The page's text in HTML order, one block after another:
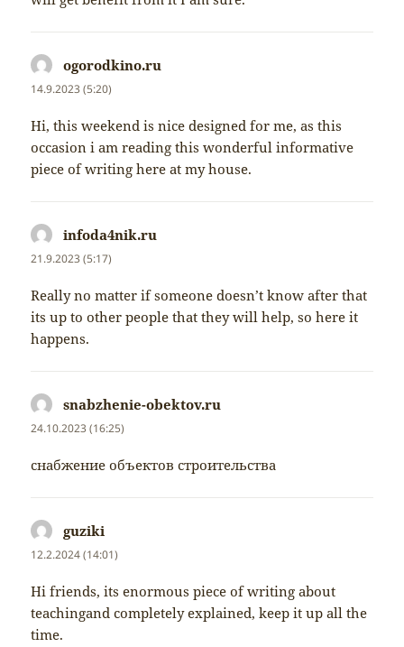
ogorodkino.ru
14.9.2023 (5:20)
Hi, this weekend is nice designed for me, as this
occasion i am reading this wonderful informative
piece of writing here at my house.
infoda4nik.ru
21.9.2023 (5:17)
Really no matter if someone doesn’t know after that
its up to other people that they will help, so here it
happens.
snabzhenie-obektov.ru
24.10.2023 (16:25)
снабжение объектов строительства
guziki
12.2.2024 (14:01)
Hi friends, its enormous piece of writing about
teachingand completely explained, keep it up all the
time.